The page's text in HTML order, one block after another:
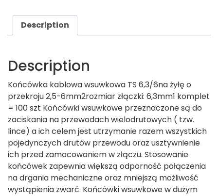
Description
Description
Końcówka kablowa wsuwkowa TS 6,3/6na żyłę o
przekroju 2,5-6mm2rozmiar złączki: 6,3mm1 komplet
= 100 szt Końcówki wsuwkowe przeznaczone są do
zaciskania na przewodach wielodrutowych ( tzw.
lince) a ich celem jest utrzymanie razem wszystkich
pojedynczych drutów przewodu oraz usztywnienie
ich przed zamocowaniem w złączu. Stosowanie
końcówek zapewnia większą odporność połączenia
na drgania mechaniczne oraz mniejszą możliwość
wystąpienia zwarć. Końcówki wsuwkowe w dużym